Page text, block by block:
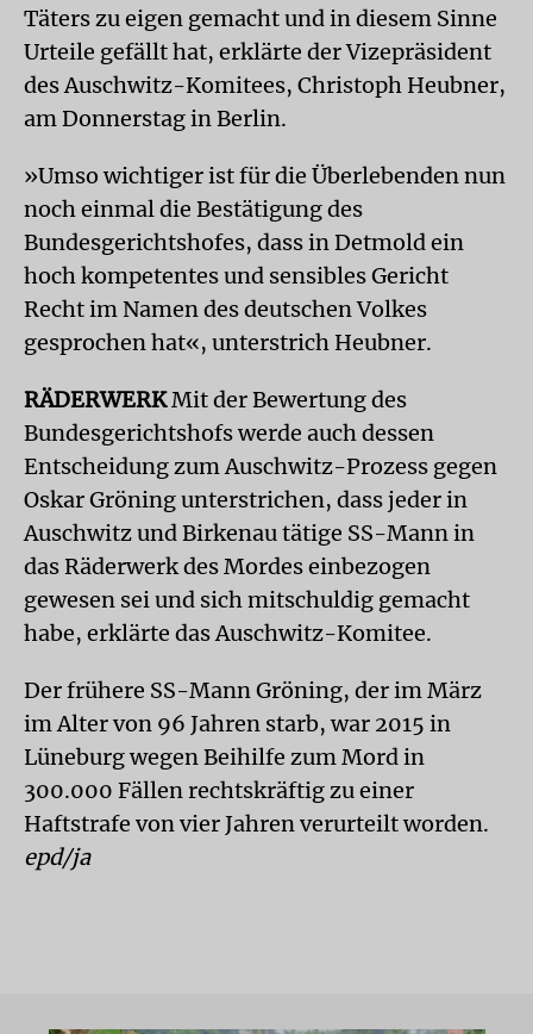
Täters zu eigen gemacht und in diesem Sinne
Urteile gefällt hat, erklärte der Vizepräsident
des Auschwitz-Komitees, Christoph Heubner,
am Donnerstag in Berlin.
»Umso wichtiger ist für die Überlebenden nun
noch einmal die Bestätigung des
Bundesgerichtshofes, dass in Detmold ein
hoch kompetentes und sensibles Gericht
Recht im Namen des deutschen Volkes
gesprochen hat«, unterstrich Heubner.
RÄDERWERKMit der Bewertung des
Bundesgerichtshofs werde auch dessen
Entscheidung zum Auschwitz-Prozess gegen
Oskar Gröning unterstrichen, dass jeder in
Auschwitz und Birkenau tätige SS-Mann in
das Räderwerk des Mordes einbezogen
gewesen sei und sich mitschuldig gemacht
habe, erklärte das Auschwitz-Komitee.
Der frühere SS-Mann Gröning, der im März
im Alter von 96 Jahren starb, war 2015 in
Lüneburg wegen Beihilfe zum Mord in
300.000 Fällen rechtskräftig zu einer
Haftstrafe von vier Jahren verurteilt worden.
epd/ja